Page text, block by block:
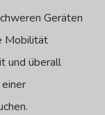
Geräten
Mobilität
und überall